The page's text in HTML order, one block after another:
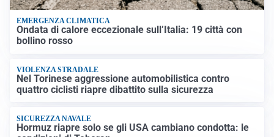
EMERGENZA CLIMATICA
Ondata di calore eccezionale sull’Italia: 19 città con
bollino rosso
VIOLENZA STRADALE
Nel Torinese aggressione automobilistica contro
quattro ciclisti riapre dibattito sulla sicurezza
SICUREZZA NAVALE
Hormuz riapre solo se gli USA cambiano condotta: le